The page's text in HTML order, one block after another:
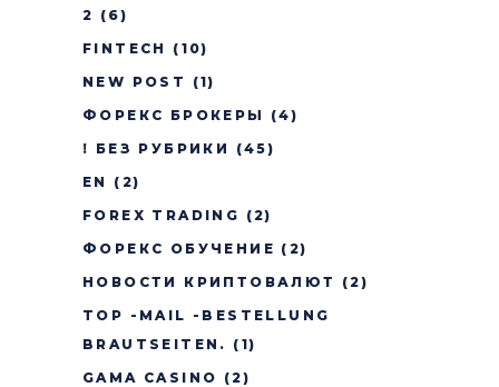
2 (6)
FINTECH
(10)
NEW POST
(1)
ФОРЕКС БРОКЕРЫ
(4)
! БЕЗ РУБРИКИ
(45)
EN
(2)
FOREX TRADING (2)
ФОРЕКС ОБУЧЕНИЕ (2)
НОВОСТИ КРИПТОВАЛЮТ
(2)
TOP -MAIL -BESTELLUNG
BRAUTSEITEN. (1)
GAMA CASINO (2)